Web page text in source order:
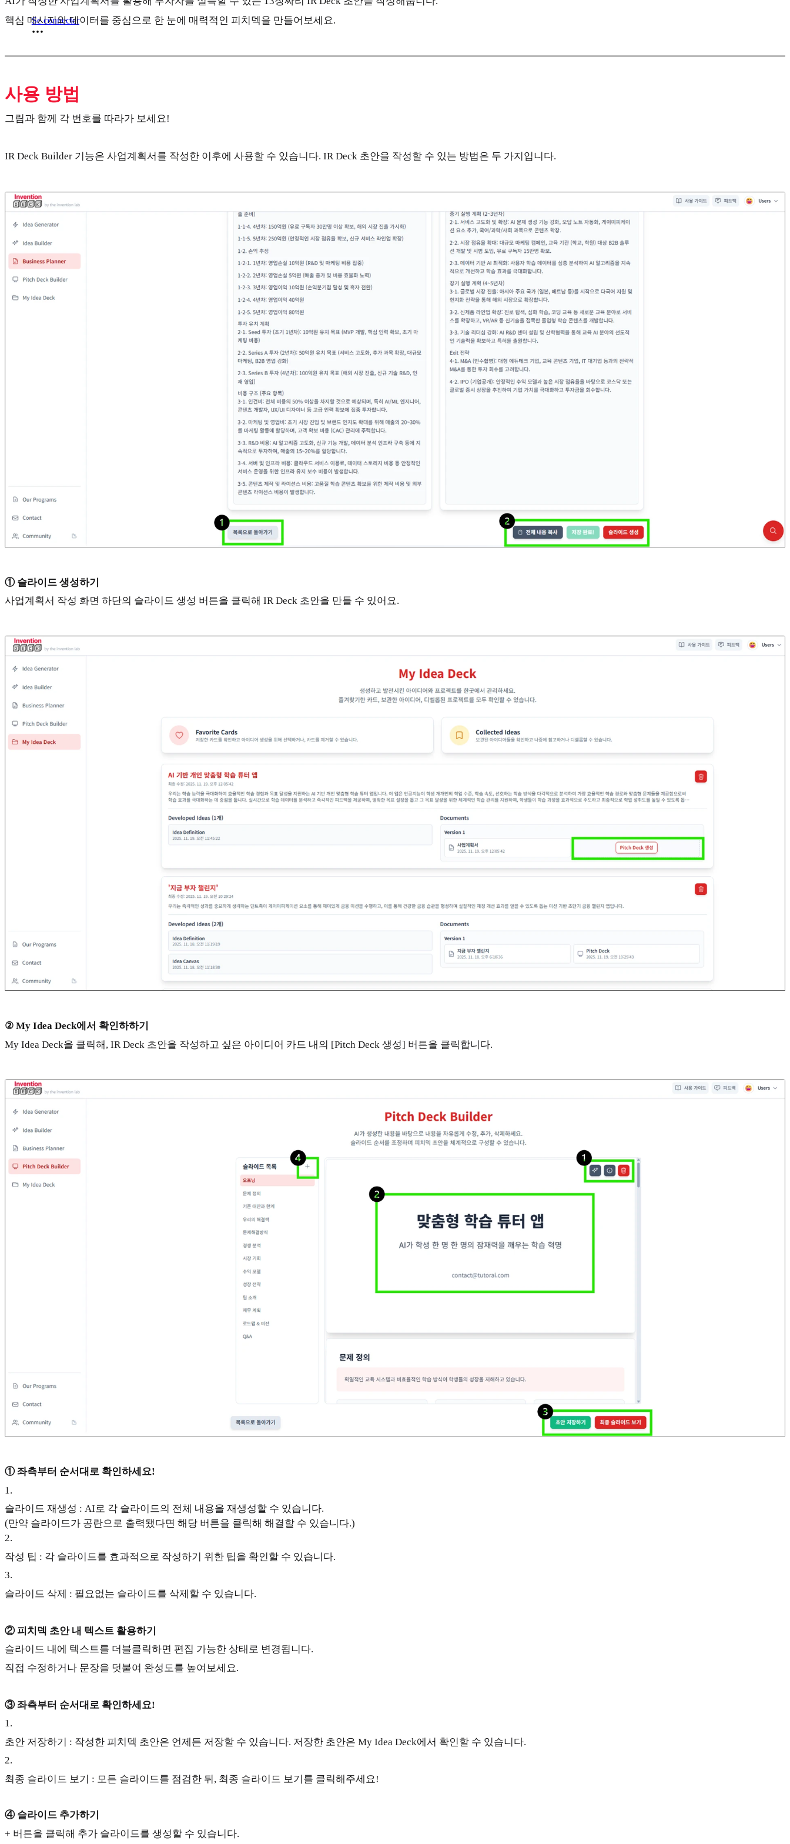
Se connecter
핵심 메시지와 데이터를 중심으로 한 눈에 매력적인 피치덱을 만들어보세요.
사용 방법
그림과 함께 각 번호를 따라가 보세요!
IR Deck Builder 기능은 사업계획서를 작성한 이후에 사용할 수 있습니다. IR Deck 초안을 작성할 수 있는 방법은 두 가지입니다.
① 슬라이드 생성하기
사업계획서 작성 화면 하단의 슬라이드 생성 버튼을 클릭해 IR Deck 초안을 만들 수 있어요.
② My Idea Deck에서 확인하하기
My Idea Deck을 클릭해, IR Deck 초안을 작성하고 싶은 아이디어 카드 내의 [Pitch Deck 생성] 버튼을 클릭합니다.
① 좌측부터 순서대로 확인하세요!
1.
슬라이드 재생성 : AI로 각 슬라이드의 전체 내용을 재생성할 수 있습니다.
(만약 슬라이드가 공란으로 출력됐다면 해당 버튼을 클릭해 해결할 수 있습니다.)
2.
작성 팁 : 각 슬라이드를 효과적으로 작성하기 위한 팁을 확인할 수 있습니다.
3.
슬라이드 삭제 : 필요없는 슬라이드를 삭제할 수 있습니다.
② 피치덱 초안 내 텍스트 활용하기
슬라이드 내에 텍스트를 더블클릭하면 편집 가능한 상태로 변경됩니다.
직접 수정하거나 문장을 덧붙여 완성도를 높여보세요.
③ 좌측부터 순서대로 확인하세요!
1.
초안 저장하기 : 작성한 피치덱 초안은 언제든 저장할 수 있습니다. 저장한 초안은 My Idea Deck에서 확인할 수 있습니다.
2.
최종 슬라이드 보기 : 모든 슬라이드를 점검한 뒤, 최종 슬라이드 보기를 클릭해주세요!
④ 슬라이드 추가하기
+ 버튼을 클릭해 추가 슬라이드를 생성할 수 있습니다.